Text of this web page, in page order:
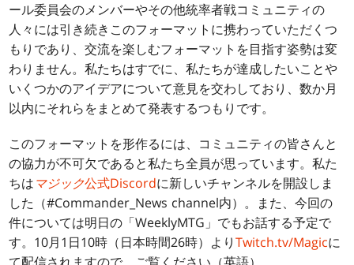
ール委員会のメンバーやその他統率者戦コミュニティの
人々には引き続きこのフォーマットに携わっていただくつ
もりであり、交流を楽しむフォーマットを目指す姿勢は変
わりません。私たちはすでに、私たちが達成したいことや
いくつかのアイデアについて意見を交わしており、数か月
以内にそれらをまとめて発表するつもりです。
このフォーマットを形作るには、コミュニティの皆さんと
の協力が不可欠であると私たち全員が思っています。私た
ちはマジック公式Discordに新しいチャンネルを開設しま
した（#Commander_News channel内）。また、今回の
件については明日の「WeeklyMTG」でもお話する予定で
す。10月1日10時（日本時間26時）よりTwitch.tv/Magicに